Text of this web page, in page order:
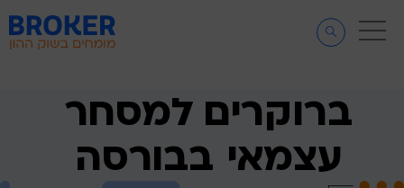
ברוקרים למסחר
עצמאי בבורסה